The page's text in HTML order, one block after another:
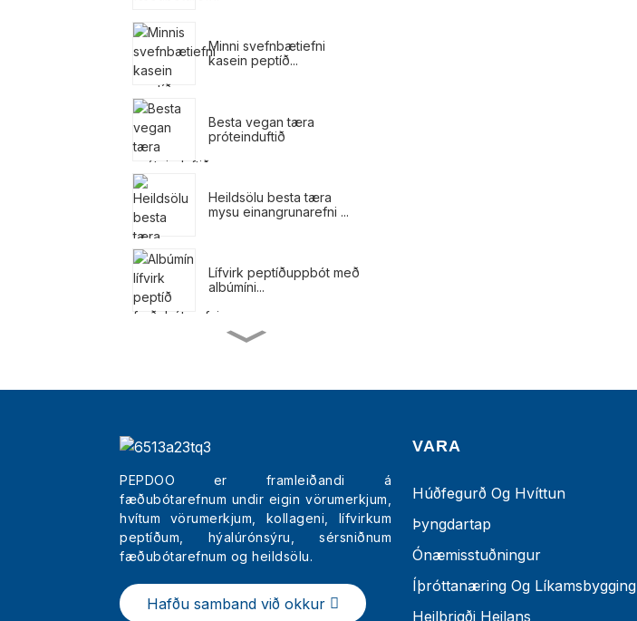
Minni svefnbætiefni
kasein peptíð...
Besta vegan tæra
próteinduftið
Heildsölu besta tæra
mysu einangrunarefni ...
Lífvirk peptíðuppbót með
albúmíni...
fyrir þyngdartap
Heildsölu Bestu
Fegurðartrípeptíðlitir ...
PEPDOO er framleiðandi á
fæðubótarefnum undir eigin vörumerkjum,
hvítum vörumerkjum, kollageni, lífvirkum
peptíðum, hýalúrónsýru, sérsniðnum
fæðubótarefnum og heildsölu.
Hafðu samband við okkur
VARA
Húðfegurð Og Hvíttun
Þyngdartap
Ónæmisstuðningur
Íþróttanæring Og Líkamsbygging
Heilbrigði Heilans